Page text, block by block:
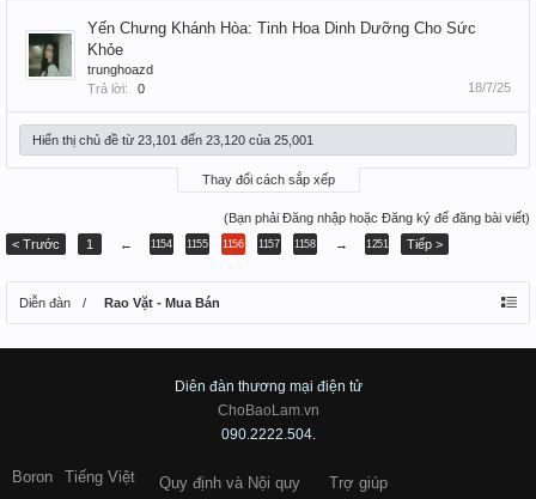
Yến Chưng Khánh Hòa: Tinh Hoa Dinh Dưỡng Cho Sức
Khỏe
trunghoazd
Trả lời:
0 18/7/25
Hiển thị chủ đề từ 23,101 đến 23,120 của 25,001
Thay đổi cách sắp xếp
(Bạn phải Đăng nhập hoặc Đăng ký để đăng bài viết)
< Trước
1 ← 1154 1155 1156 1157 1158 → 1251 Tiếp >
Diễn đàn Rao Vặt - Mua Bán
Diên đàn thương mại điện tử
ChoBaoLam.vn
090.2222.504.
Boron Tiếng Việt Quy định và Nội quy Trợ giúp